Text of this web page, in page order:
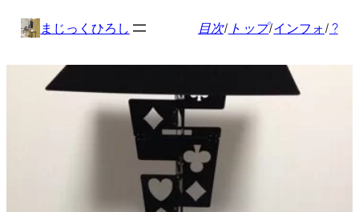
まじっくひろし 目次/ トップ/インフォ/ ?